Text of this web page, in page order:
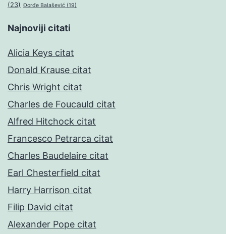
(23) Đorđe Balašević (19)
Najnoviji citati
Alicia Keys citat
Donald Krause citat
Chris Wright citat
Charles de Foucauld citat
Alfred Hitchock citat
Francesco Petrarca citat
Charles Baudelaire citat
Earl Chesterfield citat
Harry Harrison citat
Filip David citat
Alexander Pope citat